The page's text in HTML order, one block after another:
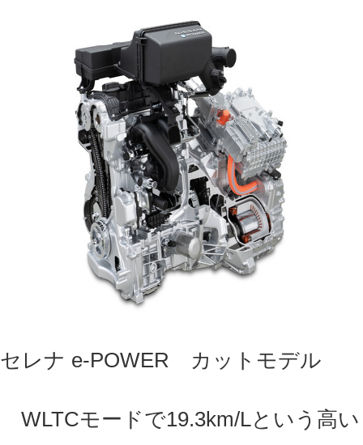
セレナ e-POWER カットモデル
WLTCモードで19.3km/Lという高い